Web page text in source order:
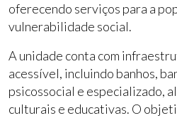
oferecendo serviços para a
vulnerabilidade social.
A unidade conta com
acessível, incluindo banhos,
psicossocial e especializado,
culturais e educativas. O